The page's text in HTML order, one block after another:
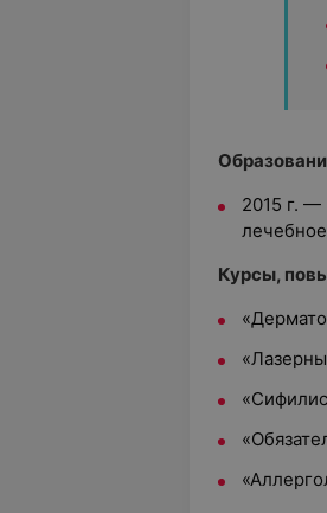
2015 г. —
Курсы,